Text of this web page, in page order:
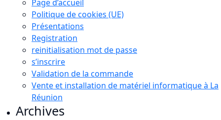
Page d’accueil
Politique de cookies (UE)
Présentations
Registration
reinitialisation mot de passe
s’inscrire
Validation de la commande
Vente et installation de matériel informatique à La
Réunion
Archives